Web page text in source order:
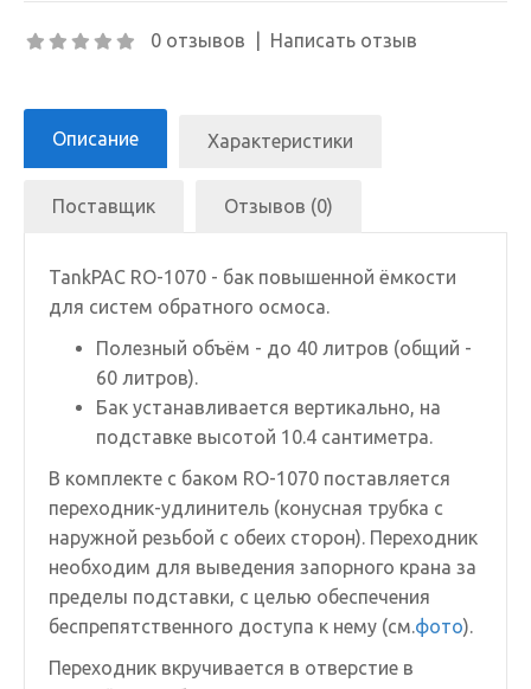
0 отзывов Написать отзыв
Описание Характеристики
Поставщик Отзывов (0)
TankPAC RO-1070 - бак повышенной ёмкости
для систем обратного осмоса.
Полезный объём - до 40 литров (общий -
60 литров).
Бак устанавливается вертикально, на
подставке высотой 10.4 сантиметра.
В комплекте с баком RO-1070 поставляется
переходник-удлинитель (конусная трубка с
наружной резьбой с обеих сторон). Переходник
необходим для выведения запорного крана за
пределы подставки, с целью обеспечения
беспрепятственного доступа к нему (см.фото).
Переходник вкручивается в отверстие в